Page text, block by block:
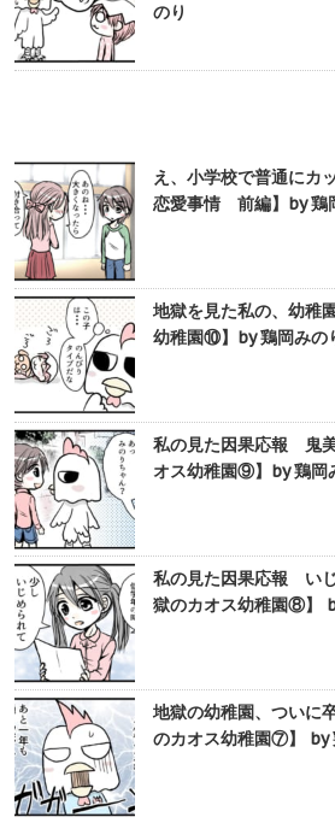
のり
え、小学校で普通にカ
恋愛事情 前編】by 鶏
地獄を見た私の、幼稚
幼稚園⑩】by 鶏岡みの
私の見た因果応報 鬼
オス幼稚園⑨】by 鶏岡
私の見た因果応報 い
獄のカオス幼稚園⑧】
地獄の幼稚園、ついに
のカオス幼稚園⑦】 by